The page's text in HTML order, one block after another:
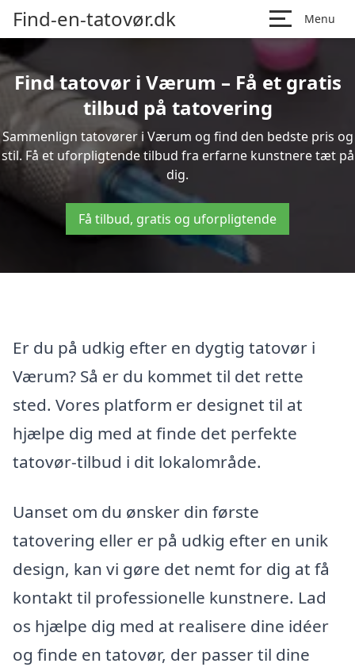
Find-en-tatovør.dk Menu
Find tatovør i Værum – Få et gratis
tilbud på tatovering
Sammenlign tatovører i Værum og find den bedste pris og
stil. Få et uforpligtende tilbud fra erfarne kunstnere tæt på
dig.
Få tilbud, gratis og uforpligtende
Er du på udkig efter en dygtig tatovør i
Værum? Så er du kommet til det rette
sted. Vores platform er designet til at
hjælpe dig med at finde det perfekte
tatovør-tilbud i dit lokalområde.
Uanset om du ønsker din første
tatovering eller er på udkig efter en unik
design, kan vi gøre det nemt for dig at få
kontakt til professionelle kunstnere. Lad
os hjælpe dig med at realisere dine idéer
og finde en tatovør, der passer til dine